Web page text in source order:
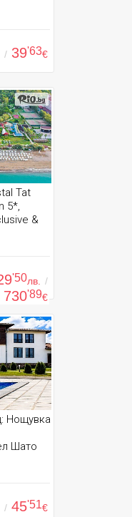
/ 39'63€
Tat
5*,
&
'50лв. /
730'89€
Нощувка
Шато
/ 45'51€